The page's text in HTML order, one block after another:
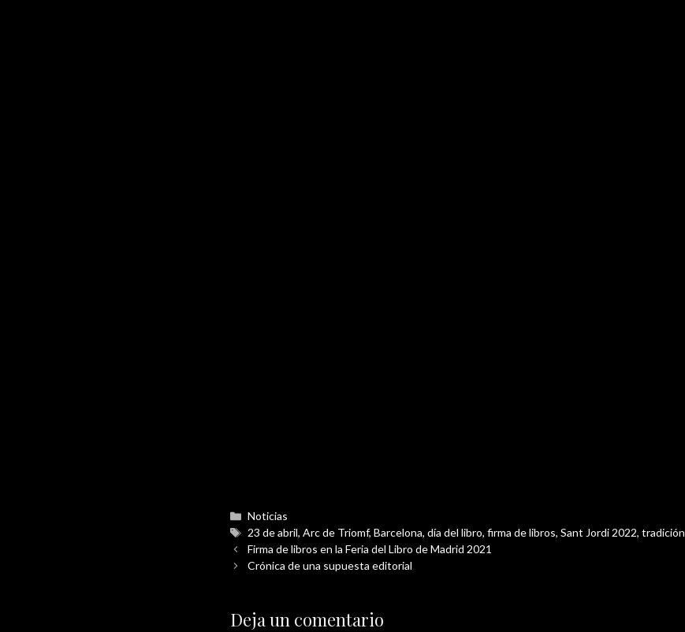
Categorías
Noticias
Etiquetas
23 de abril,Arc de Triomf,Barcelona,día del libro,firma de libros,Sant Jordi 2022,tradición
Firma de libros en la Feria del Libro de Madrid 2021
Crónica de una supuesta editorial
Deja un comentario